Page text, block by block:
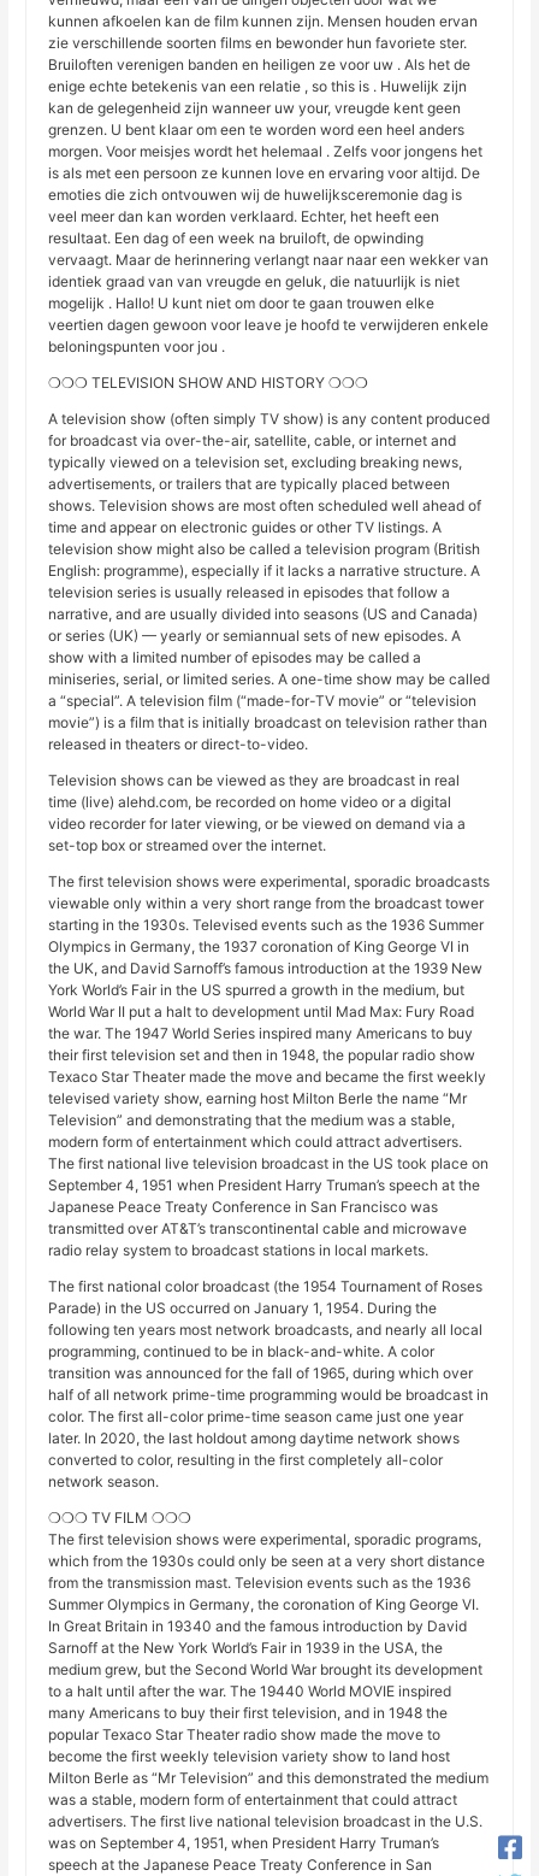
kunnen afkoelen kan de film kunnen zijn. Mensen houden ervan
zie verschillende soorten films en bewonder hun favoriete ster.
Bruiloften verenigen banden en heiligen ze voor uw . Als het de
enige echte betekenis van een relatie , so this is . Huwelijk zijn
kan de gelegenheid zijn wanneer uw your, vreugde kent geen
grenzen. U bent klaar om een te worden word een heel anders
morgen. Voor meisjes wordt het helemaal . Zelfs voor jongens het
is als met een persoon ze kunnen love en ervaring voor altijd. De
emoties die zich ontvouwen wij de huwelijksceremonie dag is
veel meer dan kan worden verklaard. Echter, het heeft een
resultaat. Een dag of een week na bruiloft, de opwinding
vervaagt. Maar de herinnering verlangt naar naar een wekker van
identiek graad van van vreugde en geluk, die natuurlijk is niet
mogelijk . Hallo! U kunt niet om door te gaan trouwen elke
veertien dagen gewoon voor leave je hoofd te verwijderen enkele
beloningspunten voor jou .
❍❍❍ TELEVISION SHOW AND HISTORY ❍❍❍
A television show (often simply TV show) is any content produced
for broadcast via over-the-air, satellite, cable, or internet and
typically viewed on a television set, excluding breaking news,
advertisements, or trailers that are typically placed between
shows. Television shows are most often scheduled well ahead of
time and appear on electronic guides or other TV listings. A
television show might also be called a television program (British
English: programme), especially if it lacks a narrative structure. A
television series is usually released in episodes that follow a
narrative, and are usually divided into seasons (US and Canada)
or series (UK) — yearly or semiannual sets of new episodes. A
show with a limited number of episodes may be called a
miniseries, serial, or limited series. A one-time show may be called
a “special”. A television film (“made-for-TV movie” or “television
movie”) is a film that is initially broadcast on television rather than
released in theaters or direct-to-video.
Television shows can be viewed as they are broadcast in real
time (live) alehd.com, be recorded on home video or a digital
video recorder for later viewing, or be viewed on demand via a
set-top box or streamed over the internet.
The first television shows were experimental, sporadic broadcasts
viewable only within a very short range from the broadcast tower
starting in the 1930s. Televised events such as the 1936 Summer
Olympics in Germany, the 1937 coronation of King George VI in
the UK, and David Sarnoff’s famous introduction at the 1939 New
York World’s Fair in the US spurred a growth in the medium, but
World War II put a halt to development until Mad Max: Fury Road
the war. The 1947 World Series inspired many Americans to buy
their first television set and then in 1948, the popular radio show
Texaco Star Theater made the move and became the first weekly
televised variety show, earning host Milton Berle the name “Mr
Television” and demonstrating that the medium was a stable,
modern form of entertainment which could attract advertisers.
The first national live television broadcast in the US took place on
September 4, 1951 when President Harry Truman’s speech at the
Japanese Peace Treaty Conference in San Francisco was
transmitted over AT&T’s transcontinental cable and microwave
radio relay system to broadcast stations in local markets.
The first national color broadcast (the 1954 Tournament of Roses
Parade) in the US occurred on January 1, 1954. During the
following ten years most network broadcasts, and nearly all local
programming, continued to be in black-and-white. A color
transition was announced for the fall of 1965, during which over
half of all network prime-time programming would be broadcast in
color. The first all-color prime-time season came just one year
later. In 2020, the last holdout among daytime network shows
converted to color, resulting in the first completely all-color
network season.
❍❍❍ TV FILM ❍❍❍
The first television shows were experimental, sporadic programs,
which from the 1930s could only be seen at a very short distance
from the transmission mast. Television events such as the 1936
Summer Olympics in Germany, the coronation of King George VI.
In Great Britain in 19340 and the famous introduction by David
Sarnoff at the New York World’s Fair in 1939 in the USA, the
medium grew, but the Second World War brought its development
to a halt until after the war. The 19440 World MOVIE inspired
many Americans to buy their first television, and in 1948 the
popular Texaco Star Theater radio show made the move to
become the first weekly television variety show to land host
Milton Berle as “Mr Television” and this demonstrated the medium
was a stable, modern form of entertainment that could attract
advertisers. The first live national television broadcast in the U.S.
was on September 4, 1951, when President Harry Truman’s
speech at the Japanese Peace Treaty Conference in San